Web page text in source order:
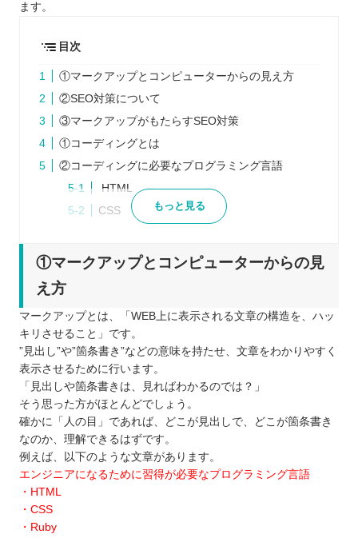
ます。
目次
①マークアップとコンピューターからの見え方
②SEO対策について
③マークアップがもたらすSEO対策
①コーディングとは
②コーディングに必要なプログラミング言語
HTML
CSS
③UI / UXについて
探したい⭐️
北海道 / 東北
関東
中部
近畿
中国
四国
九州 / 沖縄
もっと見る
①マークアップとコンピューターからの見
え方
マークアップとは、「WEB上に表示される文章の構造を、ハッ
キリさせること」です。
”見出し”や”箇条書き”などの意味を持たせ、文章をわかりやすく
表示させるために行います。
「見出しや箇条書きは、見ればわかるのでは？」
そう思った方がほとんどでしょう。
確かに「人の目」であれば、どこが見出しで、どこが箇条書き
なのか、理解できるはずです。
例えば、以下のような文章があります。
エンジニアになるために習得が必要なプログラミング言語
・HTML
・CSS
・Ruby